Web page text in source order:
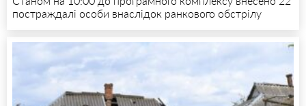
постраждалі особи внаслідок ранкового обстрілу